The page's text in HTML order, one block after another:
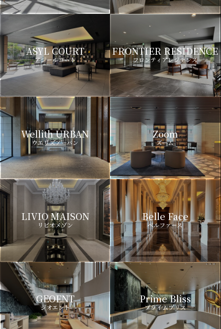
ASYL COURT
アジールコート
FRONTIER RESIDENCE
フロンティアレジデンス
Wellith URBAN
ウエリスアーバン
Zoom
ズーム
LIVIO MAISON
リビオメゾン
Belle Face
ベルファース
GEOENT
ジオエント
Prime Bliss
プライムブリス